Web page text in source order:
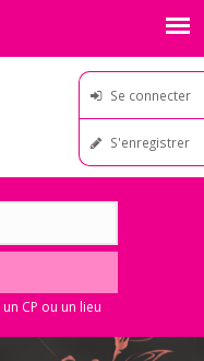
Se connecter
S'enregistrer